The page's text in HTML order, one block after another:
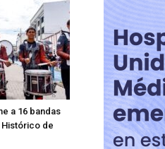
a 16 bandas
de